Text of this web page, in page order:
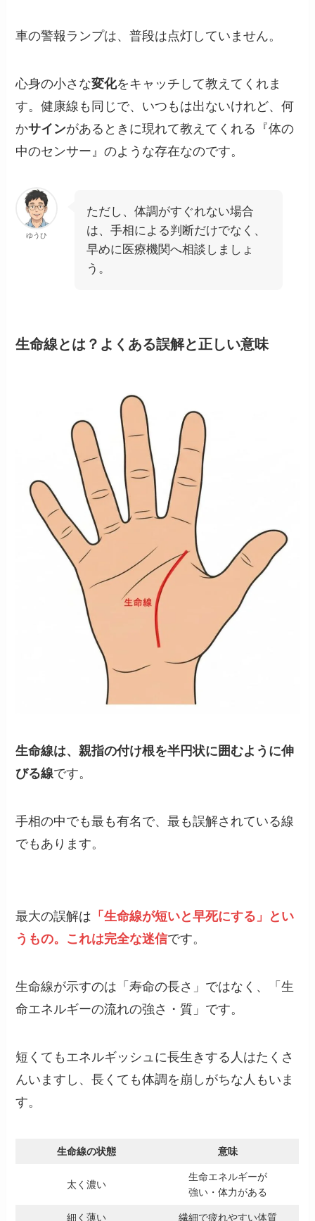
車の警報ランプは、普段は点灯していません。
心身の小さな変化をキャッチして教えてくれま
す。健康線も同じで、いつもは出ないけれど、何
かサインがあるときに現れて教えてくれる『体の
中のセンサー』のような存在なのです。
ゆうひ
ただし、体調がすぐれない場合
は、手相による判断だけでなく、
早めに医療機関へ相談しましょ
う。
生命線とは？よくある誤解と正しい意味
生命線は、親指の付け根を半円状に囲むように伸
びる線です。
手相の中でも最も有名で、最も誤解されている線
でもあります。
最大の誤解は 「生命線が短いと早死にする」とい
うもの。これは完全な迷信です。
生命線が示すのは「寿命の長さ」ではなく、「生
命エネルギーの流れの強さ・質」です。
短くてもエネルギッシュに長生きする人はたくさ
んいますし、長くても体調を崩しがちな人もいま
す。
生命線の状態 意味
太く濃い
生命エネルギーが
強い・体力がある
細く薄い 繊細で疲れやすい体質